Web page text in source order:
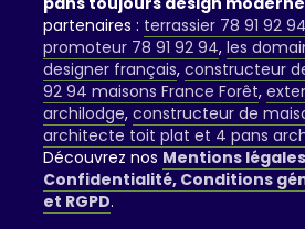
partenaires : terrassier 78 91 92 94
promoteur 78 91 92 94, les
designer français, constructeur
92 94 maisons France Forêt,
archilodge, constructeur de
architecte toit plat et 4 pans
Découvrez nos Mentions
Confidentialité, Conditions
et RGPD.